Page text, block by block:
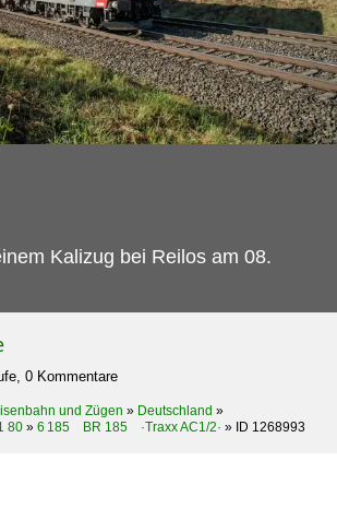
Kalizug bei Reilos am 08.
0 Kommentare
und Zügen » Deutschland »
80 » 6 185 BR 185 ·Traxx AC1/2· » ID 1268993